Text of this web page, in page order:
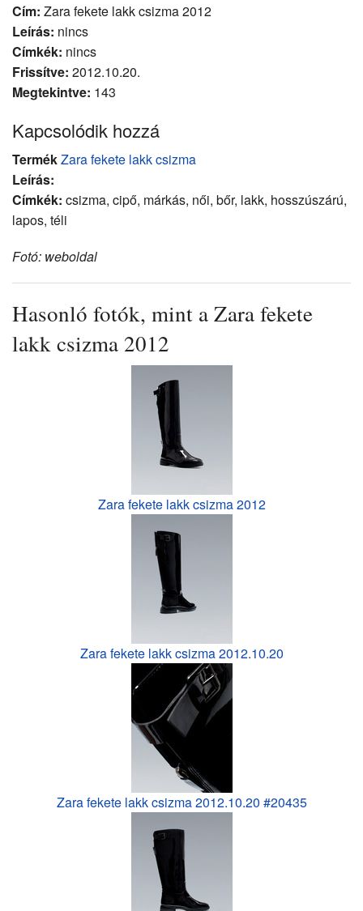
Cím: Zara fekete lakk csizma 2012
Leírás: nincs
Címkék: nincs
Frissítve: 2012.10.20.
Megtekintve: 143
Kapcsolódik hozzá
TermékZara fekete lakk csizma
Leírás:
Címkék: csizma, cipő, márkás, női, bőr, lakk, hosszúszárú,
lapos, téli
Fotó: weboldal
Hasonló fotók, mint a Zara fekete
lakk csizma 2012
Zara fekete lakk csizma 2012
Zara fekete lakk csizma 2012.10.20
Zara fekete lakk csizma 2012.10.20 #20435